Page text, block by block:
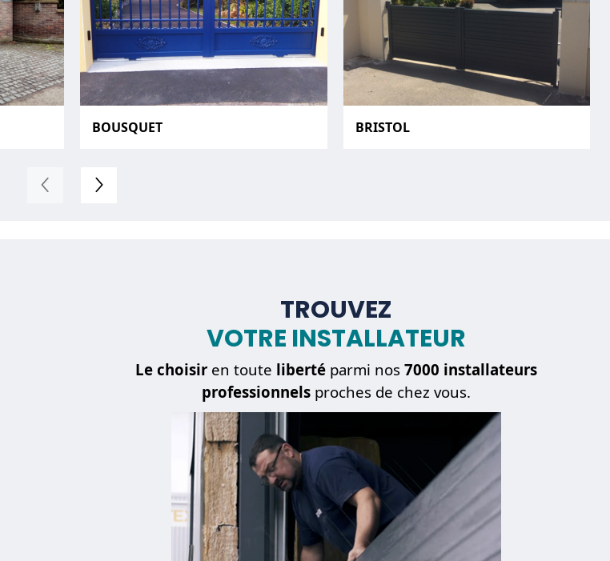
BOUSQUET BRISTOL
TROUVEZ
VOTRE INSTALLATEUR
Le choisir en toute liberté parmi nos 7000 installateurs
professionnels proches de chez vous.